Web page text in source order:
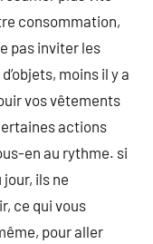
consommation,
pas inviter les
moins il y a
vos vêtements
actions
en au rythme. si
ils ne
ce qui vous
pour aller